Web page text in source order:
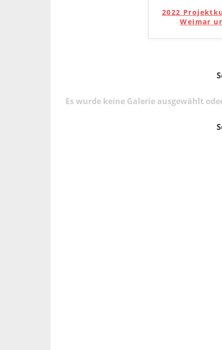
2022
Weimar
Es wurde keine Galerie ausgewählt